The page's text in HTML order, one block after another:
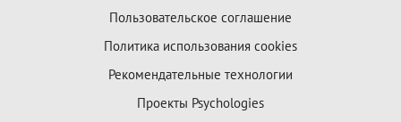
Пользовательское соглашение
Политика использования cookies
Рекомендательные технологии
Проекты Psychologies